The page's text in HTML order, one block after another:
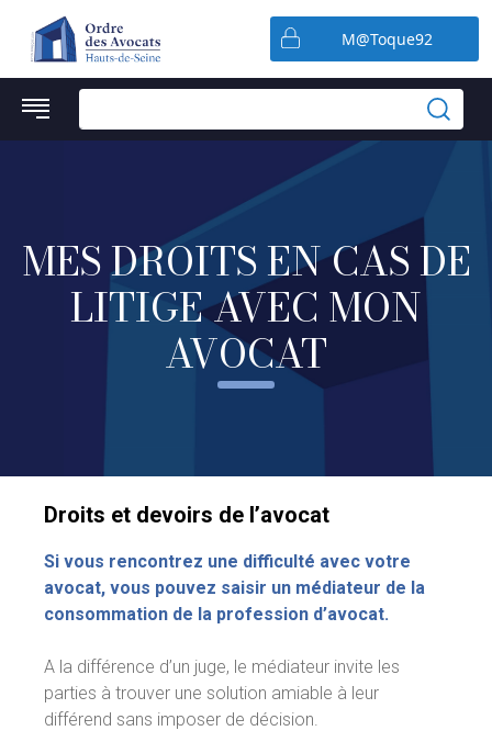
M@Toque92
MES DROITS EN CAS DE
LITIGE AVEC MON
AVOCAT
Droits et devoirs de l’avocat
Si vous rencontrez une difficulté avec votre
avocat, vous pouvez saisir un médiateur de la
consommation de la profession d’avocat.
A la différence d’un juge, le médiateur invite les
parties à trouver une solution amiable à leur
différend sans imposer de décision.
Préférences en matière de cookies